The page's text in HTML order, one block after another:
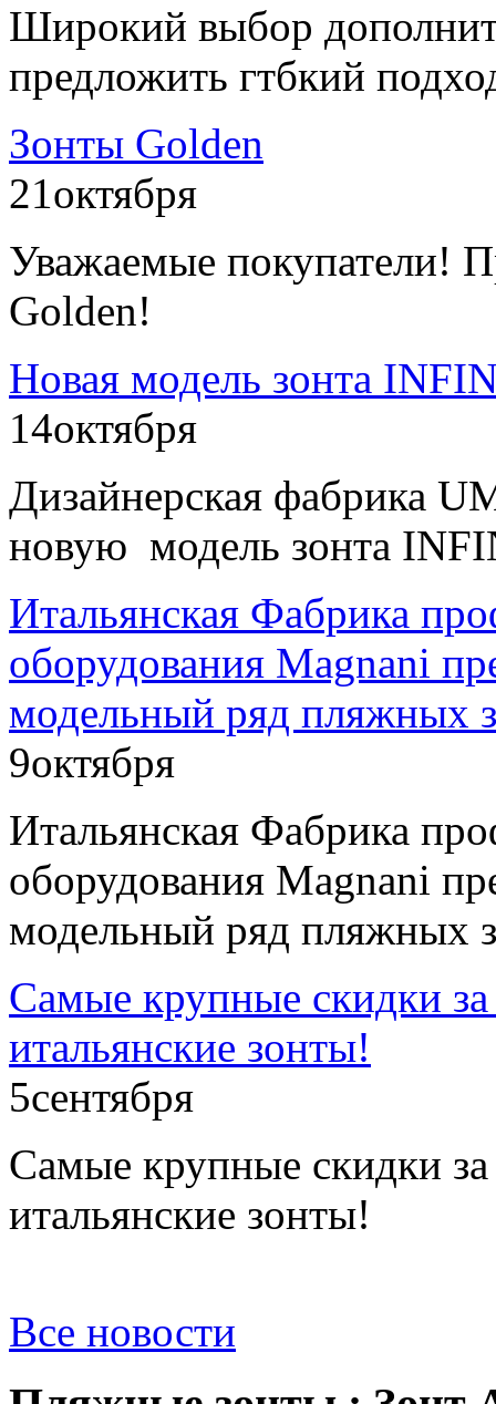
Широкий выбор
предложить гтбкий
Зонты Golden
21октября
Уважаемые покупатели!
Golden!
Новая модель зонта
14октября
Дизайнерская фабрика
новую модель зонта
Итальянская Фабрика
оборудования Magnani
модельный ряд пляжных
9октября
Итальянская Фабрика
оборудования Magnani
модельный ряд пляжных
Самые крупные скидки
итальянские зонты!
5сентября
Самые крупные скидки
итальянские зонты!
Все новости